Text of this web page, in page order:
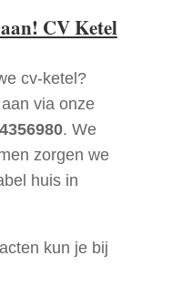
CV Ketel
cv-ketel?
via onze
. We
zorgen we
huis in
kun je bij